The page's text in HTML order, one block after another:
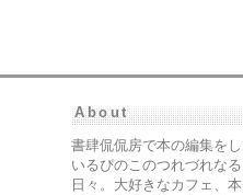
About
書肆侃侃房で本の編集を
いるぴのこのつれづれなる
日々。大好きなカフェ、本